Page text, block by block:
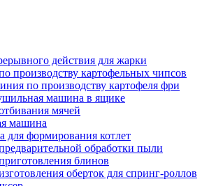
действия для жарки
производству картофельных чипсов
по производству картофеля фри
машина в ящике
мячей
машина
формирования котлет
обработки пыли
блинов
оберток для спринг-роллов